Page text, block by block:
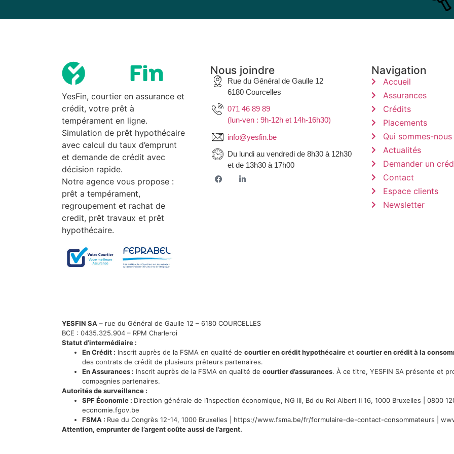
YesFin, courtier en assurance et
crédit, votre prêt à
tempérament en ligne.
Simulation de prêt hypothécaire
avec calcul du taux d’emprunt
et demande de crédit avec
décision rapide.
Notre agence vous propose :
prêt a tempérament,
regroupement et rachat de
credit, prêt travaux et prêt
hypothécaire.
Nous joindre
Rue du Général de Gaulle 12
6180 Courcelles
071 46 89 89
(lun-ven : 9h-12h et 14h-16h30)
info@yesfin.be
Du lundi au vendredi de 8h30 à 12h30
et de 13h30 à 17h00
Navigation
Accueil
Assurances
Crédits
Placements
Qui sommes-nous
Actualités
Demander un
Contact
Espace clients
Newsletter
YESFIN SA – rue du Général de Gaulle 12 – 6180 COURCELLES
BCE : 0435.325.904 – RPM Charleroi
Statut d’intermédiaire :
En Crédit : Inscrit auprès de la FSMA en qualité de courtier en crédit hypothécaire et courtier en crédit à la
des contrats de crédit de plusieurs prêteurs partenaires.
En Assurances : Inscrit auprès de la FSMA en qualité de courtier d’assurances. À ce titre, YESFIN SA présente et
compagnies partenaires.
Autorités de surveillance :
SPF Économie : Direction générale de l’Inspection économique, NG III, Bd du Roi Albert II 16, 1000 Bruxelles | 0800
economie.fgov.be
FSMA : Rue du Congrès 12-14, 1000 Bruxelles | https://www.fsma.be/fr/formulaire-de-contact-consommateurs
Attention, emprunter de l’argent coûte aussi de l’argent.